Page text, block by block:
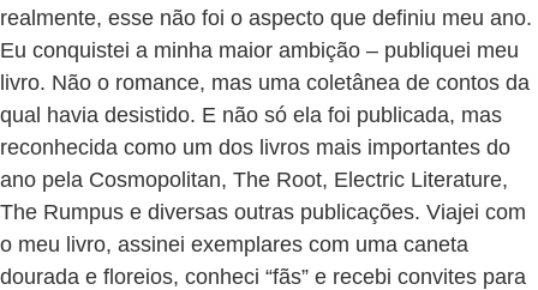
realmente, esse não foi o aspecto que definiu meu ano.
Eu conquistei a minha maior ambição – publiquei meu
livro. Não o romance, mas uma coletânea de contos da
qual havia desistido. E não só ela foi publicada, mas
reconhecida como um dos livros mais importantes do
ano pela Cosmopolitan, The Root, Electric Literature,
The Rumpus e diversas outras publicações. Viajei com
o meu livro, assinei exemplares com uma caneta
dourada e floreios, conheci “fãs” e recebi convites para